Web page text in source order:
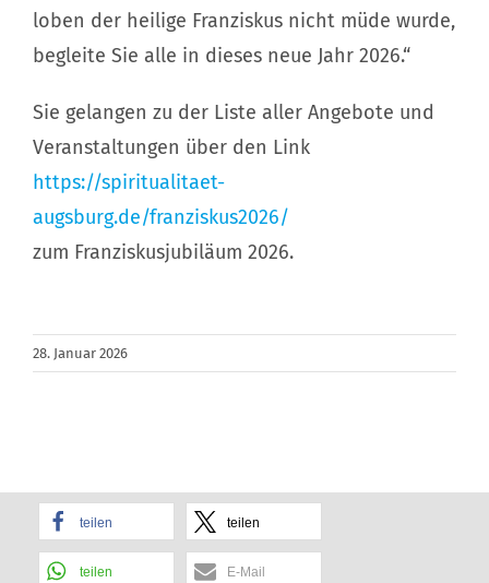
loben der heilige Franziskus nicht müde wurde,
begleite Sie alle in dieses neue Jahr 2026.“
Sie gelangen zu der Liste aller Angebote und
Veranstaltungen über den Link
https://spiritualitaet-
augsburg.de/franziskus2026/
zum Franziskusjubiläum 2026.
28. Januar 2026
teilen teilen
teilen E-Mail